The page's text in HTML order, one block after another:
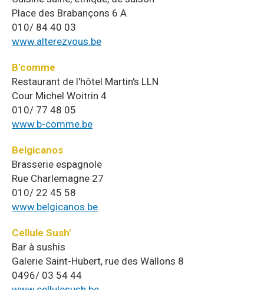
Place des Brabançons 6 A
010/ 84 40 03
www.alterezvous.be
B'comme
Restaurant de l'hôtel Martin's LLN
Cour Michel Woitrin 4
010/ 77 48 05
www.b-comme.be
Belgicanos
Brasserie espagnole
Rue Charlemagne 27
010/ 22 45 58
www.belgicanos.be
Cellule Sush'
Bar à sushis
Galerie Saint-Hubert, rue des Wallons 8
0496/ 03 54 44